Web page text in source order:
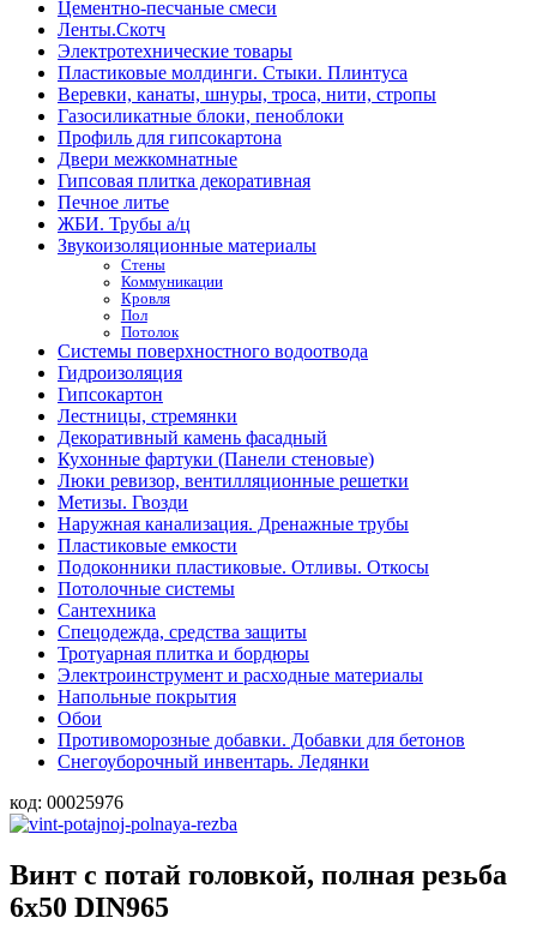
Цементно-песчаные смеси
Ленты.Скотч
Электротехнические товары
Пластиковые молдинги. Стыки. Плинтуса
Веревки, канаты, шнуры, троса, нити, стропы
Газосиликатные блоки, пеноблоки
Профиль для гипсокартона
Двери межкомнатные
Гипсовая плитка декоративная
Печное литье
ЖБИ. Трубы а/ц
Звукоизоляционные материалы
Стены
Коммуникации
Кровля
Пол
Потолок
Системы поверхностного водоотвода
Гидроизоляция
Гипсокартон
Лестницы, стремянки
Декоративный камень фасадный
Кухонные фартуки (Панели стеновые)
Люки ревизор, вентилляционные решетки
Метизы. Гвозди
Наружная канализация. Дренажные трубы
Пластиковые емкости
Подоконники пластиковые. Отливы. Откосы
Потолочные системы
Сантехника
Спецодежда, средства защиты
Тротуарная плитка и бордюры
Электроинструмент и расходные материалы
Напольные покрытия
Обои
Противоморозные добавки. Добавки для бетонов
Снегоуборочный инвентарь. Ледянки
код: 00025976
Винт с потай головкой, полная резьба
6х50 DIN965